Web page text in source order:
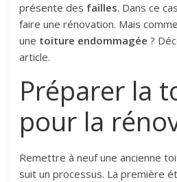
présente des failles. Dans ce
faire une rénovation. Mais
une toiture endommagée ?
article.
Préparer la
pour la
Remettre à neuf une ancienne
suit un processus. La première